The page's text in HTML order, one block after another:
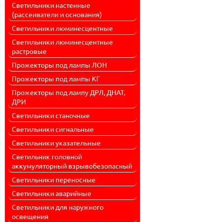
Светильники настенные
(рассеиватели и основания)
Cветильники люминесцентные
Cветильники люминесцентные
растровые
Прожекторы под лампы ЛОН
Прожекторы под лампы КГ
Прожекторы под лампу ДРЛ, ДНАТ,
ДРИ
Светильники станочные
Светильники сигнальные
Светильники указательные
Светильник головной
аккумуляторный взрывобезопасный
Светильники переносные
Светильники аварийные
Светильники для наружного
освещения